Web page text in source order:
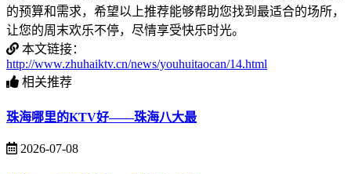
的预算和需求，希望以上推荐能够帮助您找到最适合的场所，
让您的周末欢乐不停，尽情享受快乐时光。
本文链接：
http://www.zhuhaiktv.cn/news/youhuitaocan/14.html
相关推荐
珠海哪里的KTV好——珠海八大最
2026-07-08